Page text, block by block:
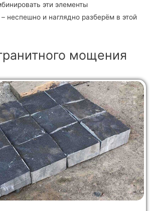
эти элементы
неспешно и наглядно разберём в этой
мощения